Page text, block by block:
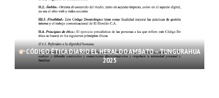
CÓDIGO ÉTICA DIARIO EL HERALDO AMBATO – TUNGURAHUA
2025